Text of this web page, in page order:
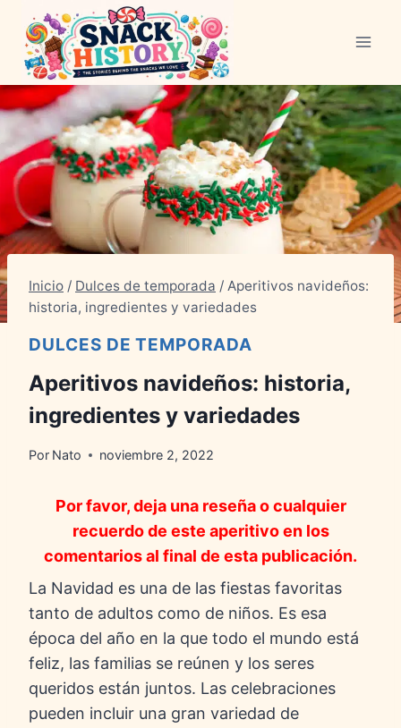
Contenido
Inicio / Dulces de temporada / Aperitivos navideños:
historia, ingredientes y variedades
DULCES DE TEMPORADA
Aperitivos navideños: historia,
ingredientes y variedades
Por Nato noviembre 2, 2022
Por favor, deja una reseña o cualquier
recuerdo de este aperitivo en los
comentarios al final de esta publicación.
La Navidad es una de las fiestas favoritas
tanto de adultos como de niños. Es esa
época del año en la que todo el mundo está
feliz, las familias se reúnen y los seres
queridos están juntos. Las celebraciones
pueden incluir una gran variedad de